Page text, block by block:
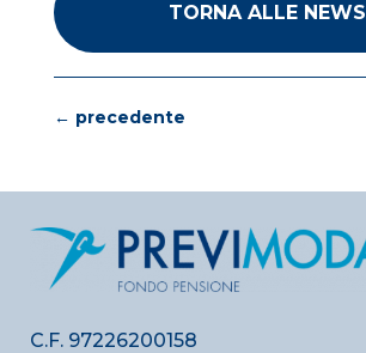
TORNA ALLE NEWS
← precedente
C.F. 97226200158